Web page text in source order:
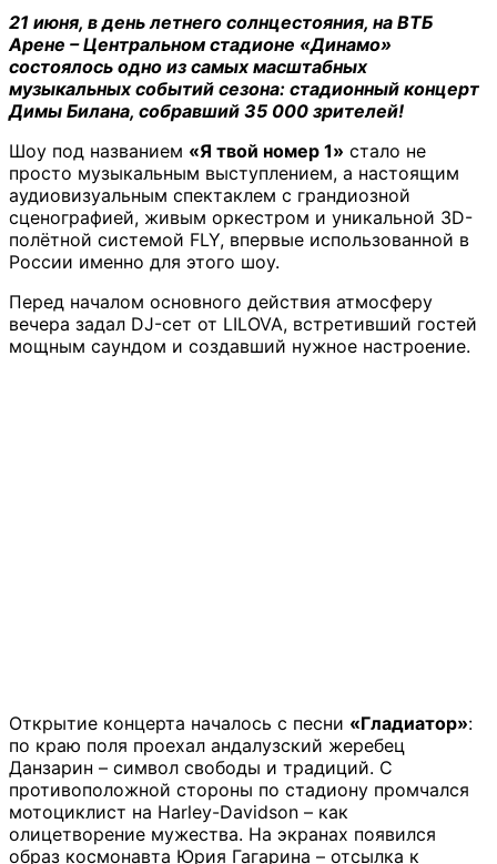
21 июня, в день летнего солнцестояния, на ВТБ
Арене – Центральном стадионе «Динамо»
состоялось одно из самых масштабных
музыкальных событий сезона: стадионный концерт
Димы Билана, собравший 35 000 зрителей!
Шоу под названием «Я твой номер 1» стало не
просто музыкальным выступлением, а настоящим
аудиовизуальным спектаклем с грандиозной
сценографией, живым оркестром и уникальной 3D-
полётной системой FLY, впервые использованной в
России именно для этого шоу.
Перед началом основного действия атмосферу
вечера задал DJ-сет от LILOVA, встретивший гостей
мощным саундом и создавший нужное настроение.
Открытие концерта началось с песни «Гладиатор»:
по краю поля проехал андалузский жеребец
Данзарин – символ свободы и традиций. С
противоположной стороны по стадиону промчался
мотоциклист на Harley-Davidson – как
олицетворение мужества. На экранах появился
образ космонавта Юрия Гагарина – отсылка к